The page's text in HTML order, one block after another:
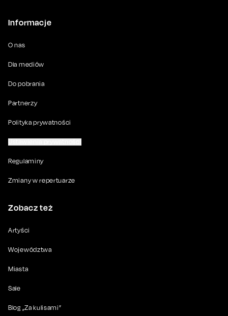
Informacje
O nas
Dla mediów
Do pobrania
Partnerzy
Polityka prywatności
Regulaminy
Zmiany w repertuarze
Zobacz też
Artyści
Województwa
Miasta
Sale
Blog „Za kulisami”